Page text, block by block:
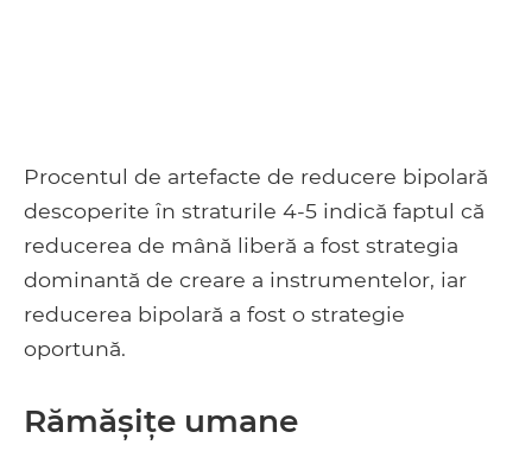
Procentul de artefacte de reducere bipolară
descoperite în straturile 4-5 indică faptul că
reducerea de mână liberă a fost strategia
dominantă de creare a instrumentelor, iar
reducerea bipolară a fost o strategie
oportună.
Rămășițe umane